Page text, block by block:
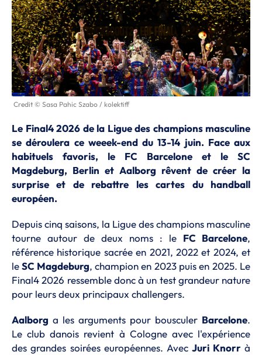
Credit © Sasa Pahic Szabo / kolektiff
Le Final4 2026 de la Ligue des champions masculine
se déroulera ce weeek-end du 13-14 juin. Face aux
habituels favoris, le FC Barcelone et le SC
Magdeburg, Berlin et Aalborg rêvent de créer la
surprise et de rebattre les cartes du handball
européen.
Depuis cinq saisons, la Ligue des champions masculine
tourne autour de deux noms : le FC Barcelone,
référence historique sacrée en 2021, 2022 et 2024, et
leSC Magdeburg, champion en 2023 puis en 2025. Le
Final4 2026 ressemble donc à un test grandeur nature
pour leurs deux principaux challengers.
Aalborg a les arguments pour bousculer Barcelone.
Le club danois revient à Cologne avec l'expérience
des grandes soirées européennes. AvecJuri Knorrà